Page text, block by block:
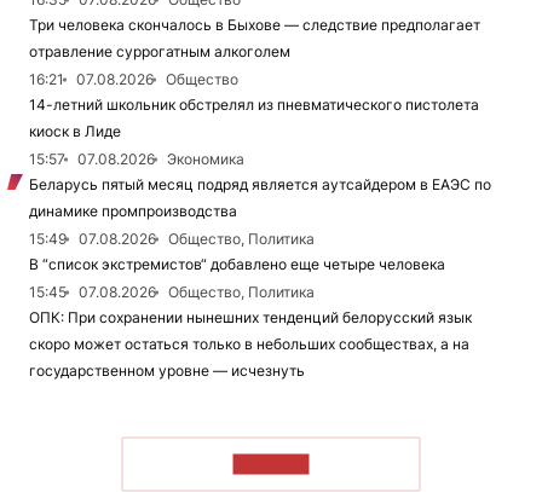
Три человека скончалось в Быхове — следствие предполагает
отравление суррогатным алкоголем
16:21
07.08.2026
Общество
14-летний школьник обстрелял из пневматического пистолета
киоск в Лиде
15:57
07.08.2026
Экономика
Беларусь пятый месяц подряд является аутсайдером в ЕАЭС по
динамике промпроизводства
15:49
07.08.2026
Общество, Политика
В “список экстремистов“ добавлено еще четыре человека
15:45
07.08.2026
Общество, Политика
ОПК: При сохранении нынешних тенденций белорусский язык
скоро может остаться только в небольших сообществах, а на
государственном уровне — исчезнуть